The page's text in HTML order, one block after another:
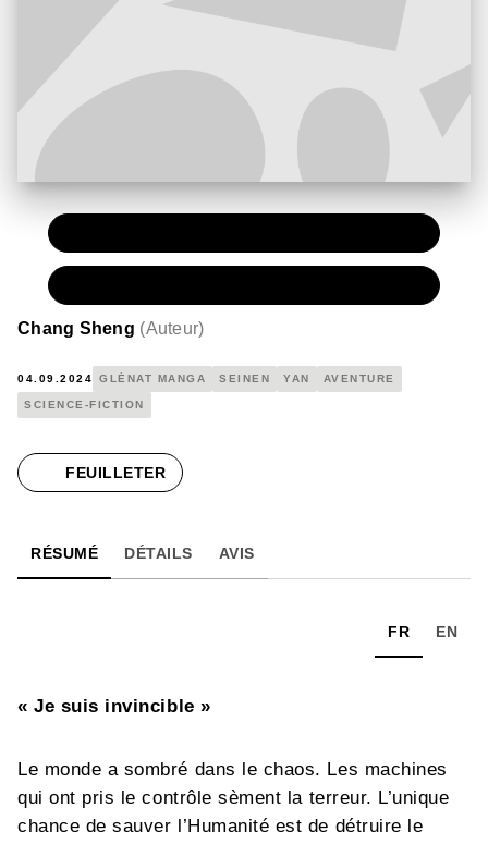
Chang Sheng (Auteur)
04.09.2024 GLÉNAT MANGA SEINEN YAN AVENTURE
SCIENCE-FICTION
FEUILLETER
RÉSUMÉ DÉTAILS AVIS
FR EN
« Je suis invincible »
Le monde a sombré dans le chaos. Les machines
qui ont pris le contrôle sèment la terreur. L’unique
chance de sauver l’Humanité est de détruire le